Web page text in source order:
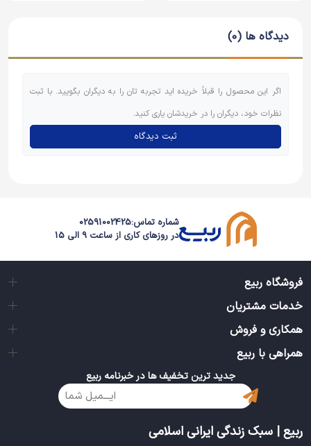
دیدگاه ها (0)
اگر این محصول را قبلاً خریده اید تجربه تان را به دیگران بگویید. با ثبت
نظرات خود، دیگران را در خریدشان یاری کنید.
ثبت دیدگاه
شماره تماس:02591002425
در روزهای کاری از ساعت 9 الی 15
فروشگاه ربیع
خدمات مشتریان
همکاری و فروش
همراهی با ربیع
جدید ترین تخفیف ها در خبرنامه ربیع
ربیع | سبک زندگی ایرانی اسلامی